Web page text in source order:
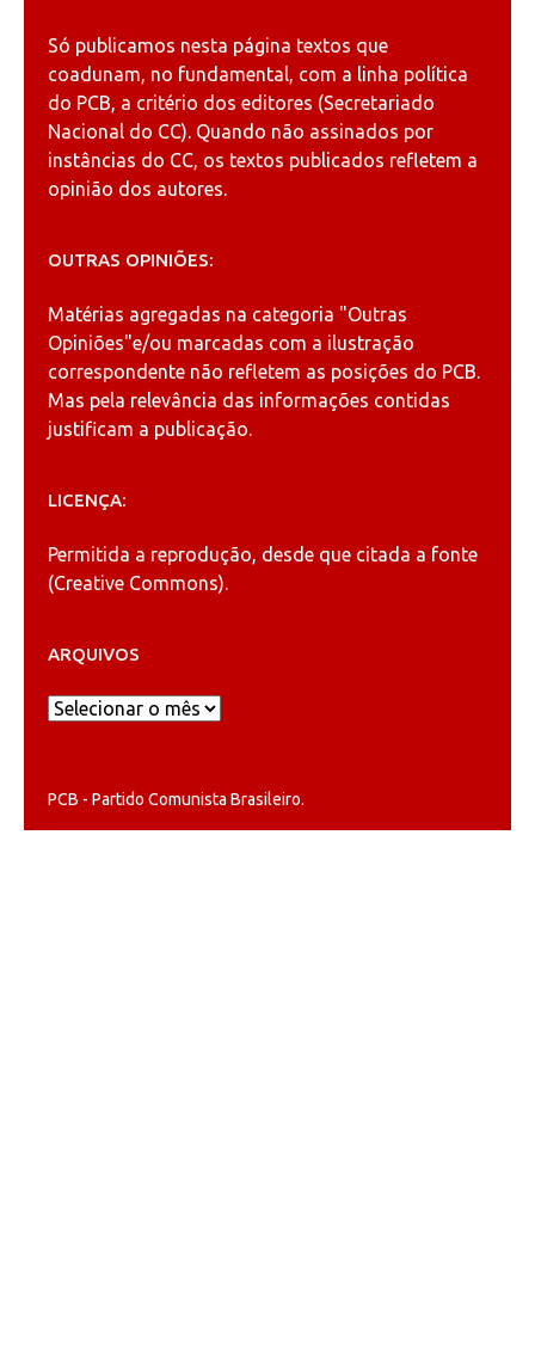
Só publicamos nesta página textos que
coadunam, no fundamental, com a linha política
do PCB, a critério dos editores (Secretariado
Nacional do CC). Quando não assinados por
instâncias do CC, os textos publicados refletem a
opinião dos autores.
OUTRAS OPINIÕES:
Matérias agregadas na categoria "Outras
Opiniões"e/ou marcadas com a ilustração
correspondente não refletem as posições do PCB.
Mas pela relevância das informações contidas
justificam a publicação.
LICENÇA:
Permitida a reprodução, desde que citada a fonte
(Creative Commons).
ARQUIVOS
Arquivos
PCB - Partido Comunista Brasileiro.